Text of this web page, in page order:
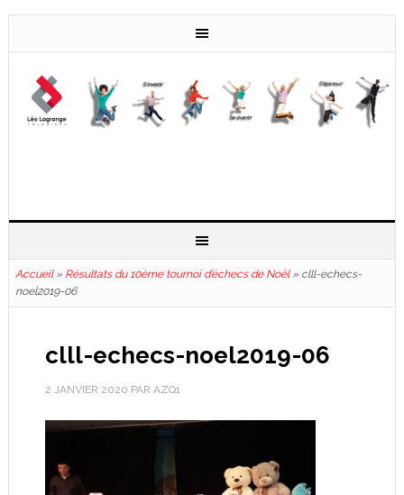
Accueil» Résultats du 10ème tournoi d’échecs de Noël» clll-echecs-
noel2019-06
clll-echecs-noel2019-06
2 JANVIER 2020 PAR AZQ1